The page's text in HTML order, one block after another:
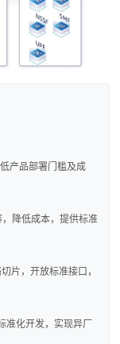
产品部署门槛及成
降低成本，提供标准
片，开放标准接口，
化开发，实现异厂
体， 是 5GC
信。
、远程驾驶、
些性能需求
处理和转发。